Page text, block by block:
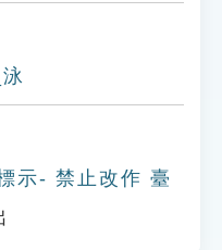
示- 禁止改作 臺